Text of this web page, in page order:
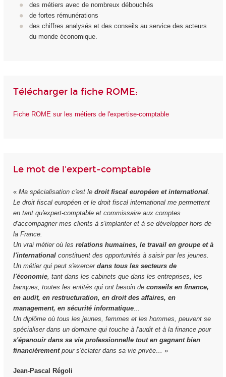
des métiers avec de nombreux débouchés
de fortes rémunérations
des chiffres analysés et des conseils au service des acteurs
du monde économique.
Télécharger la fiche ROME:
Fiche ROME sur les métiers de l'expertise-comptable
Le mot de l'expert-comptable
« Ma spécialisation c'est le droit fiscal européen et international.
Le droit fiscal européen et le droit fiscal international me permettent
en tant qu'expert-comptable et commissaire aux comptes
d'accompagner mes clients à s'implanter et à se développer hors de
la France.
Un vrai métier où les relations humaines, le travail en groupe et à
l'internationalconstituent des opportunités à saisir par les jeunes.
Un métier qui peut s'exercer dans tous les secteurs de
l'économie, tant dans les cabinets que dans les entreprises, les
banques, toutes les entités qui ont besoin de conseils en finance,
en audit, en restructuration, en droit des affaires, en
management, en sécurité informatique...
Un diplôme où tous les jeunes, femmes et les hommes, peuvent se
spécialiser dans un domaine qui touche à l'audit et à la finance pour
s'épanouir dans sa vie professionnelle tout en gagnant bien
financièrementpour s'éclater dans sa vie privée… »
Jean-Pascal Régoli